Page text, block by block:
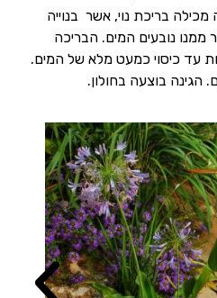
בריכת נוי, אשר בנוייה
נובעים המים. הבריכה
עד כיסוי כמעט מלא של המים.
הגינה בוצעה בחולון.